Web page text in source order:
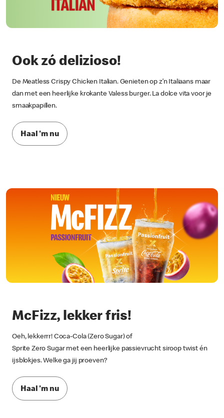
Ook zó delizioso!
De Meatless Crispy Chicken Italian. Genieten op z’n Italiaans maar
dan met een heerlijke krokante Valess burger. La dolce vita voor je
smaakpapillen.
Haal 'm nu
McFizz, lekker fris!
Oeh, lekkerrr! Coca-Cola (Zero Sugar) of
Sprite Zero Sugar met een heerlijke passievrucht siroop twist én
ijsblokjes. Welke ga jij proeven?
Haal 'm nu